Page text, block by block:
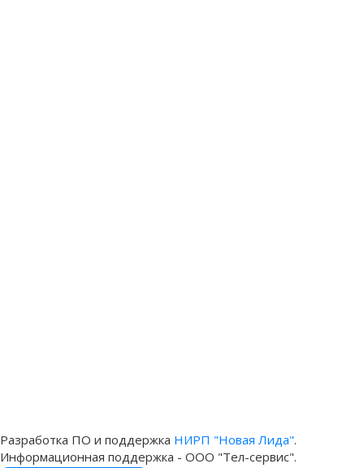
Разработка ПО и поддержка НИРП "Новая Лида".
Информационная поддержка - ООО "Тел-сервис".